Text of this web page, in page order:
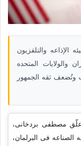
الإذاعه والتلفزیون
والولایات المتحده
وتُضعف ثقه الجمهور
مصطفى بردخانی،
الصناعه فی البرلمان،